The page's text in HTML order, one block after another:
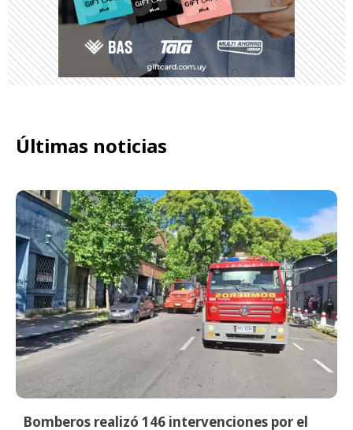
Últimas noticias
Bomberos realizó 146 intervenciones por el